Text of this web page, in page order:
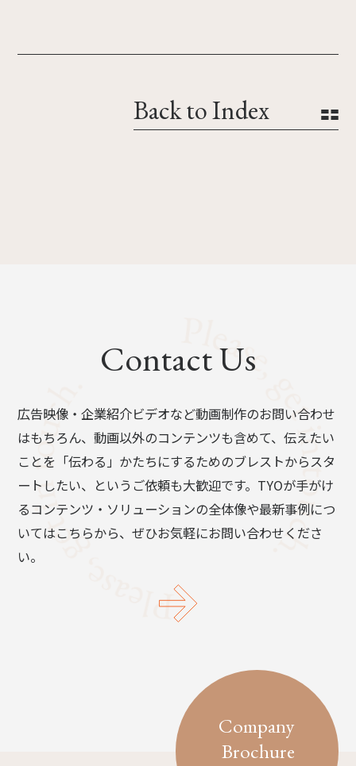
Back to Index
Contact Us
広告映像・企業紹介ビデオなど動画制作のお問い合わせ
はもちろん、動画以外のコンテンツも含めて、伝えたい
ことを「伝わる」かたちにするためのブレストからスタ
ートしたい、というご依頼も大歓迎です。TYOが手がけ
るコンテンツ・ソリューションの全体像や最新事例につ
いてはこちらから、ぜひお気軽にお問い合わせくださ
い。
Company
Brochure